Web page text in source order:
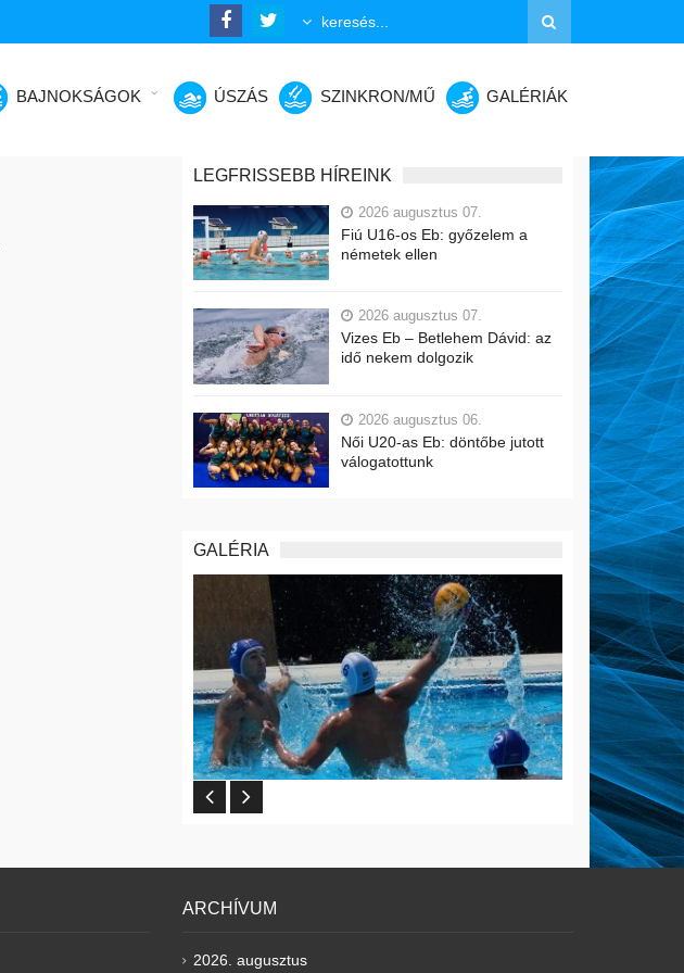
BAJNOKSÁGOK ÚSZÁS SZINKRON/MŰ GALÉRIÁK
LEGFRISSEBB HÍREINK
2026 augusztus 07.
Fiú U16-os Eb: győzelem a
németek ellen
2026 augusztus 07.
Vizes Eb – Betlehem Dávid: az
idő nekem dolgozik
2026 augusztus 06.
Női U20-as Eb: döntőbe jutott
válogatottunk
GALÉRIA
ARCHÍVUM
2026. augusztus